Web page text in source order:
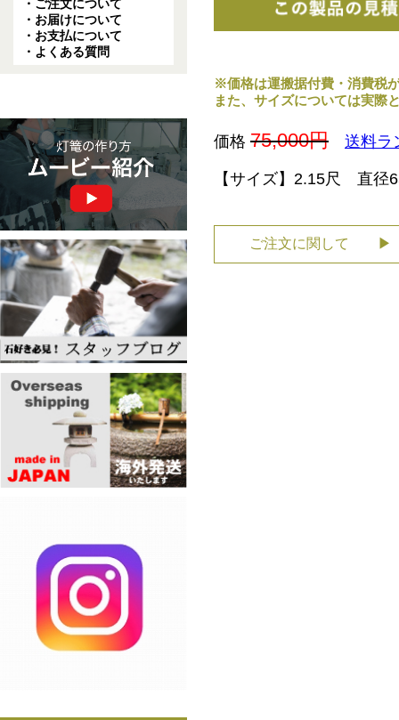
・ご注文について
・お届けについて
・お支払について
・よくある質問
※価格は運搬据付費・消費税
また、サイズについては実際
価格 75,000円 送料ラ
【サイズ】2.15尺 直
ご注文に関して ▶